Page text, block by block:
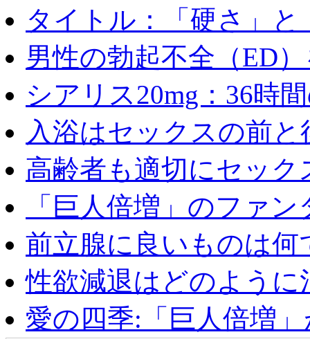
タイトル：「硬さ」と
男性の勃起不全（ED
シアリス20mg：36時
入浴はセックスの前
高齢者も適切にセック
「巨人倍増」のファ
前立腺に良いものは何
性欲減退はどのように
愛の四季:「巨人倍増